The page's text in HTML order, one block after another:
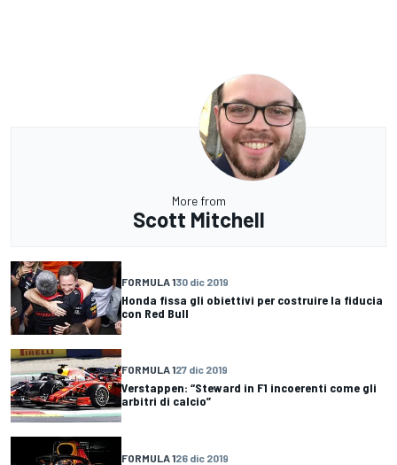
More from
Scott Mitchell
FORMULA 130 dic 2019
Honda fissa gli obiettivi per costruire la fiducia
con Red Bull
FORMULA 127 dic 2019
Verstappen: “Steward in F1 incoerenti come gli
arbitri di calcio”
FORMULA 126 dic 2019